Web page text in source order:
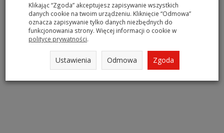
Klikając “Zgoda” akceptujesz zapisywanie wszystkich
danych cookie na twoim urządzeniu. Kliknięcie “Odmowa”
oznacza zapisywanie tylko danych niezbędnych do
funkcjonowania strony. Więcej informacji o cookie w
polityce prywatności.
Ustawienia Odmowa Zgoda